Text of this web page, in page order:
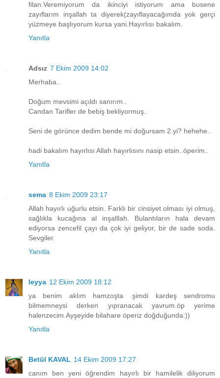
filan.Veremiyorum da ikinciyi istiyorum ama busene
zayıflarım inşallah ta diyerek(zayıflayacağımda yok gerçi
yüzmeye başlıyorum kursa yani.Hayırlısı bakalım.
Yanıtla
Adsız 7 Ekim 2009 14:02
Merhaba..
Doğum mevsimi açıldı sanırım..
Candan Tarifler de bebiş bekliyormuş..
Seni de görünce dedim bende mi doğursam 2.yi? hehehe..
hadi bakalım hayırlısı Allah hayırlısını nasip etsin..öperim..
Yanıtla
sema 8 Ekim 2009 23:17
Allah hayırlı uğurlu etsin. Farklı bir cinsiyet olması iyi olmuş,
sağlıkla kucağına al inşalllah. Bulantıların hala devam
ediyorsa zencefil çayı da çok iyi geliyor, bir de sade soda.
Sevgiler.
Yanıtla
leyya 12 Ekim 2009 18:12
ya benim aklım hamzoşta .şimdi kardeş sendromu
bilmemneysi derken yıpranacak yavrum.öp yerime
halenzecim.Ayşeyide bilahare öperiz doğduğunda:))
Yanıtla
Betül KAVAL 14 Ekim 2009 17:27
canım ben yeni öğrendim hayırlı bir hamilelik diliyorum